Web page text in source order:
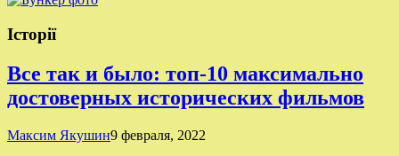
Історії
Все так и было: топ-10 максимально
достоверных исторических фильмов
Максим Якушин9 февраля, 2022